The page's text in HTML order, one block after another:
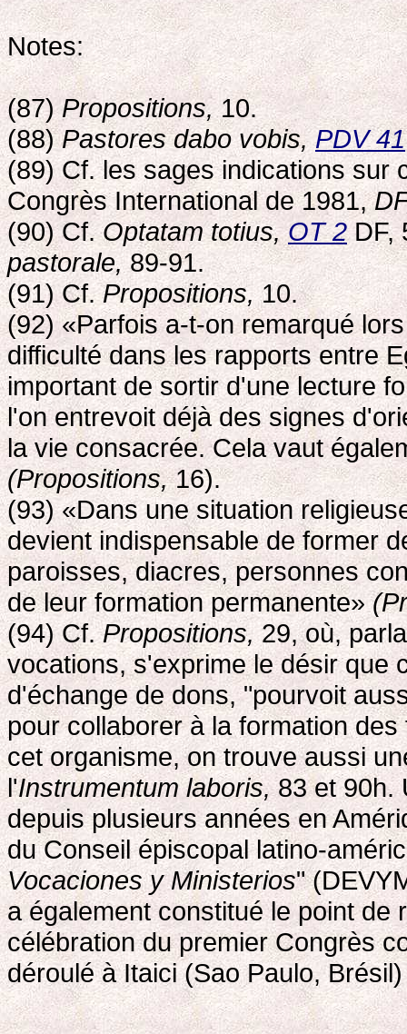
Notes:
(87)Propositions,10.
(88)Pastores dabo vobis, PDV 41
(89) Cf. les sages indications sur
Congrès International de 1981,
(90) Cf.Optatam totius, OT 2DF,
pastorale,89-91.
(91) Cf.Propositions,10.
(92) «Parfois a-t-on remarqué
difficulté dans les rapports entre
important de sortir d'une lecture
l'on entrevoit déjà des signes
la vie consacrée. Cela vaut
(Propositions,16).
(93) «Dans une situation
devient indispensable de former
paroisses, diacres, personnes
de leur formation permanente»
(94) Cf.Propositions, 29, où,
vocations, s'exprime le désir que
d'échange de dons, "pourvoit
pour collaborer à la formation
cet organisme, on trouve aussi
l'Instrumentum laboris,83 et 90h.
depuis plusieurs années en
du Conseil épiscopal latino-
Vocaciones y Ministerios"
a également constitué le point de
célébration du premier Congrès
déroulé à Itaici (Sao Paulo,